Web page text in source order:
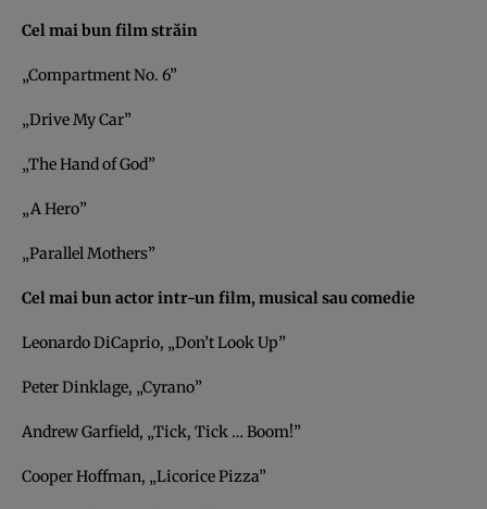
Cel mai bun film străin
„Compartment No. 6”
„Drive My Car”
„The Hand of God”
„A Hero”
„Parallel Mothers”
Cel mai bun actor intr-un film, musical sau comedie
Leonardo DiCaprio, „Don’t Look Up”
Peter Dinklage, „Cyrano”
Andrew Garfield, „Tick, Tick … Boom!”
Cooper Hoffman, „Licorice Pizza”